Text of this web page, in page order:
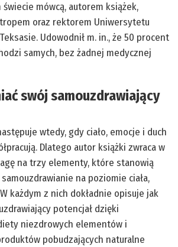
świecie mówcą, autorem książek,
oraz rektorem Uniwersytetu
Udowodnił m. in., że 50 procent
samych, bez żadnej medycznej
swój samouzdrawiający
wtedy, gdy ciało, emocje i duch
Dlatego autor książki zwraca w
na trzy elementy, które stanowią
na poziomie ciała,
każdym z nich dokładnie opisuje jak
potencjał dzięki
niezdrowych elementów i
pobudzających naturalne